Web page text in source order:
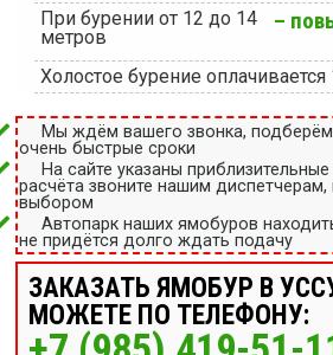
При бурении от 12 до 14
метров
–
Холостое бурение оплачивается
Мы ждём вашего звонка,
очень быстрые сроки
На сайте указаны
расчёта звоните нашим
выбором
Автопарк наших ямобуров
не придётся долго ждать подачу
ЗАКАЗАТЬ ЯМОБУР В
МОЖЕТЕ ПО ТЕЛЕФОНУ: